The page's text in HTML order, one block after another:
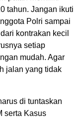
tahun. Jangan ikuti
Polri sampai
kontrakan kecil
setiap
mudah. Agar
jalan yang tidak
di tuntaskan
serta Kasus